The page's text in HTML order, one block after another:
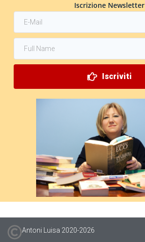
Iscrizione Newsletter
Iscriviti
Antoni Luisa 2020-2026